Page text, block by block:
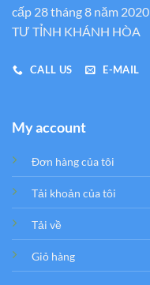
cấp 28 tháng 8 năm
TƯ TỈNH KHÁNH HÒA
CALL US E-MAIL
My account
Đơn hàng của tôi
Tải khoản của tôi
Tải về
Giỏ hàng